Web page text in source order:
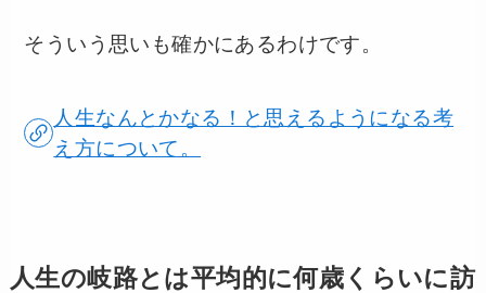
そういう思いも確かにあるわけです。
人生なんとかなる！と思えるようになる考
え方について。
人生の岐路とは平均的に何歳くらいに訪